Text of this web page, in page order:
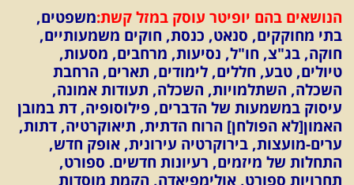
הנושאים בהם יופיטר עוסק במזל קשת:משפטים,
בתי מחוקקים, סנאט, כנסת, חוקים משמעותיים,
חוקה, בג"צ, חו"ל, נסיעות, מרחבים, מסעות,
טיולים, טבע, חללים, לימודים, תארים, הרחבת
השכלה, השתלמויות, השכלה, תעודות אמונה,
עיסוק במשמעות של הדברים, פילוסופיה, דת במובן
האמון[לא הפולחן] הרוח הדתית, תיאוקרטיה, דתות,
ערים-מועצות, בירוקרטיה עירונית, אופק חדש,
התחלות של מיזמים, רעיונות חדשים. ספורט,
תחרויות ספורט, אולימפיאדה, הקמת מוסדות